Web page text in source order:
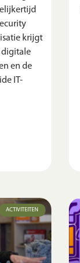
krijgt
digitale
en de
IT-
ACTIVITEITEN